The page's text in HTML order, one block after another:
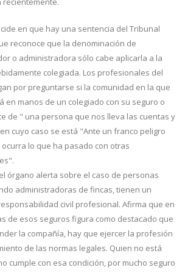
en que hay una sentencia del Tribunal
reconoce que la denominación de
o administradora sólo cabe aplicarla a la
colegiada. Los profesionales del
por preguntarse si la comunidad en la que
en manos de un colegiado con su seguro o
de " una persona que nos lleva las cuentas y
cuyo caso se está "Ante un franco peligro
lo que ha pasado con otras
órgano alerta sobre el caso de personas
administradoras de fincas, tienen un
civil profesional. Afirma que en
de esos seguros figura como destacado que
la compañía, hay que ejercer la profesión
de las normas legales. Quien no está
cumple con esa condición, por mucho seguro